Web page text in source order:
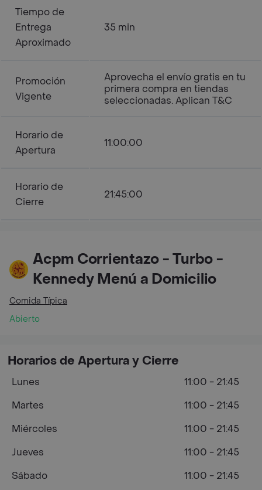
Tiempo de
Entrega
Aproximado
35 min
Promoción
Vigente
Aprovecha el envío gratis en tu
primera compra en tiendas
seleccionadas. Aplican T&C
Horario de
Apertura
11:00:00
Horario de
Cierre
21:45:00
Acpm Corrientazo - Turbo -
Kennedy Menú a Domicilio
Comida Típica
Abierto
Horarios de Apertura y Cierre
Lunes
11:00 - 21:45
Martes
11:00 - 21:45
Miércoles
11:00 - 21:45
Jueves
11:00 - 21:45
Sábado
11:00 - 21:45